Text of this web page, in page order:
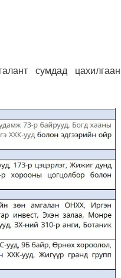
сумдад цахилгаан